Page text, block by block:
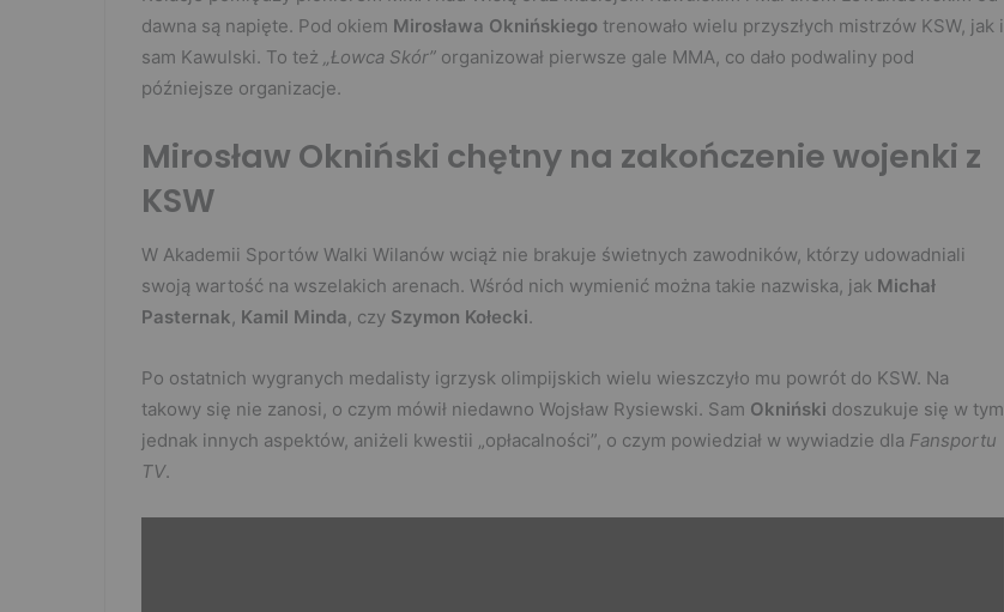
dawna są napięte. Pod okiem Mirosława Oknińskiego trenowało wielu przyszłych mistrzów KSW, jak i
sam Kawulski. To też „Łowca Skór” organizował pierwsze gale MMA, co dało podwaliny pod
późniejsze organizacje.
Mirosław Okniński chętny na zakończenie wojenki z
KSW
W Akademii Sportów Walki Wilanów wciąż nie brakuje świetnych zawodników, którzy udowadniali
swoją wartość na wszelakich arenach. Wśród nich wymienić można takie nazwiska, jak Michał
Pasternak, Kamil Minda, czy Szymon Kołecki.
Po ostatnich wygranych medalisty igrzysk olimpijskich wielu wieszczyło mu powrót do KSW. Na
takowy się nie zanosi, o czym mówił niedawno Wojsław Rysiewski. Sam Okniński doszukuje się w tym
jednak innych aspektów, aniżeli kwestii „opłacalności”, o czym powiedział w wywiadzie dla Fansportu
TV.